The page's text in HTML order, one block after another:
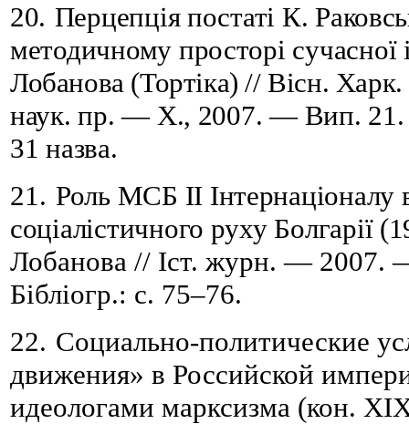
20. Перцепція постаті К.
методичному просторі сучасної
Лобанова (Тортіка) // Вісн.
наук. пр. — Х., 2007. — Вип.
31 назва.
21. Роль МСБ ІІ Інтернаціоналу
соціалістичного руху Болгарії
Лобанова // Іст. журн. —
Бібліогр.: с. 75–76.
22. Социально-политические
движения» в Российской
идеологами марксизма (кон.